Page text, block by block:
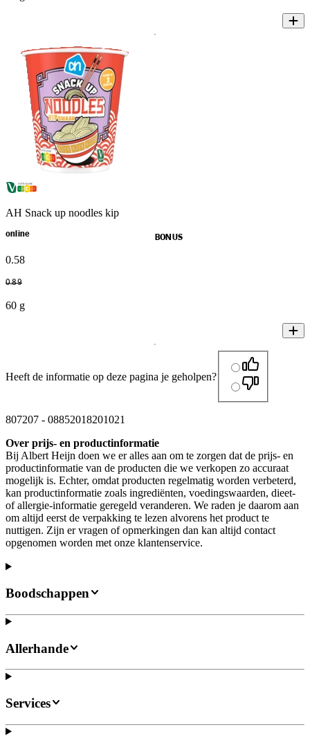
AH Snack up noodles kip
online BONUS
0.58
0.89
60 g
Heeft de informatie op deze pagina je geholpen?
807207 - 08852018201021
Over prijs- en productinformatie
Bij Albert Heijn doen we er alles aan om te zorgen dat de prijs- en
productinformatie van de producten die we verkopen zo accuraat
mogelijk is. Echter, omdat producten regelmatig worden verbeterd,
kan productinformatie zoals ingrediënten, voedingswaarden, dieet-
of allergie-informatie geregeld veranderen. We raden je daarom aan
om altijd eerst de verpakking te lezen alvorens het product te
nuttigen. Zijn er vragen of opmerkingen dan kan altijd contact
opgenomen worden met onze klantenservice.
Boodschappen
Allerhande
Services